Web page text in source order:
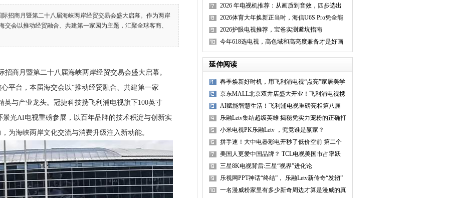
商月暨第二十八届海峡两岸经贸交易会盛大启幕。作为两岸
交会以推动经贸融合、共建第一家园为主题，汇聚全球客商、
商月暨第二十八届海峡两岸经贸交易会盛大启幕。
平台，本届海交会以“推动经贸融合、共建第一家
英与产业龙头。冠捷科技携飞利浦电视旗下100英寸
景光AI电视重磅参展，以百年品牌的技术积淀与创新实
为海峡两岸文化交流与消费升级注入新动能。
赏巴萨西甲夺冠
2026 年电视机推荐：从画质到音效，四步选出
全能旗舰电视
2026体育大年换新正当时，海信U6S Pro凭全能
实力精准匹配全
2026护眼电视推荐，宝爸实测避坑指南
今年618选电视，高色域和高亮度兼备才是好画
质！
延伸阅读
春季焕新好时机，用飞利浦电视“点亮”家居美学
京东MALL北京双井店盛大开业！飞利浦电视携
多重福利，解锁家
AI赋能智慧生活！飞利浦电视重磅亮相第八届
进博会，革新家庭
乐融Letv集结超级英雄 揭秘凭实力宠粉的正确打
开方式
小米电视PK乐融Letv ，究竟谁是赢家？
拼手速！大中电器彩电开秒了低价空前 第二个
价格绝了
美国人更爱中国品牌？ TCL电视美国市占率跃
居第一
三星8K电视背后:三星“视界”进化论
乐视网PPT神话“终结”， 乐融Letv新传奇“发轫”
一名漫威粉家里有多少新奇周边才算是漫威的真